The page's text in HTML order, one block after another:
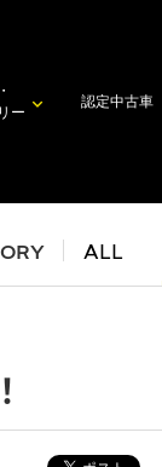
ー
認定中古車
ALL